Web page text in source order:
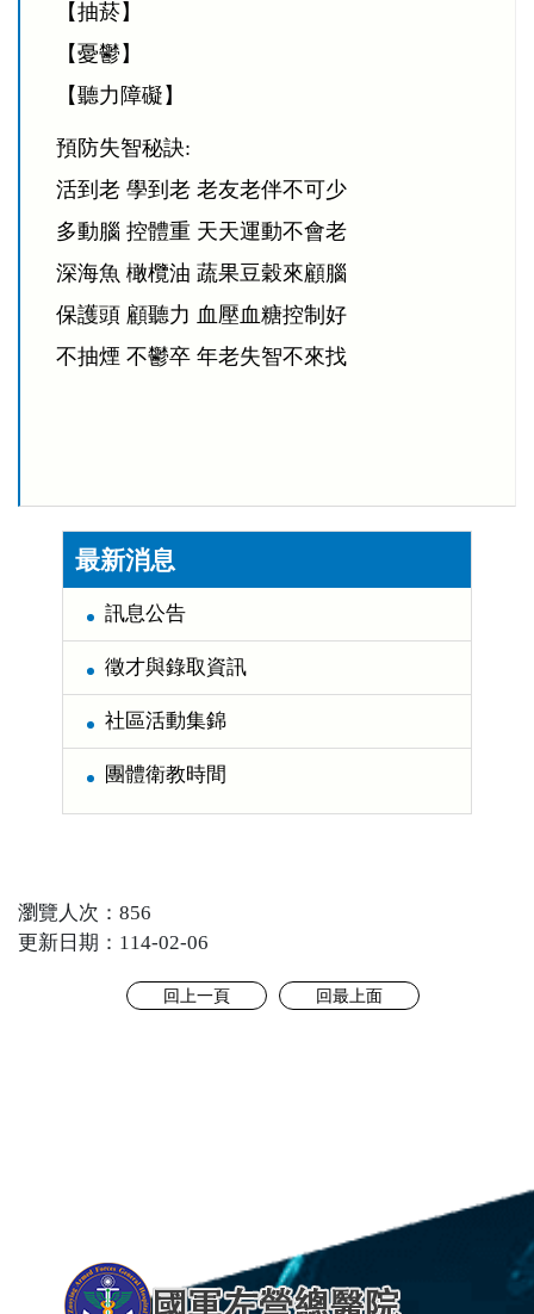
:::
最新消息
訊息公告
徵才與錄取資訊
社區活動集錦
團體衛教時間
【抽菸】
【憂鬱】
【聽力障礙】
預防失智秘訣:
活到老 學到老 老友老伴不可少
多動腦 控體重 天天運動不會老
深海魚 橄欖油 蔬果豆穀來顧腦
保護頭 顧聽力 血壓血糖控制好
不抽煙 不鬱卒 年老失智不來找
瀏覽人次：856
更新日期：114-02-06
回上一頁 回最上面